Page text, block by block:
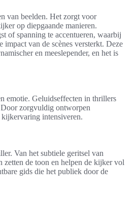
van beelden. Het zorgt voor
op diepgaande manieren.
of spanning te accentueren, waarbij
van de scènes versterkt. Deze
en meeslepender, en het is
emotie. Geluidseffecten in thrillers
Door zorgvuldig ontworpen
intensiveren.
Van het subtiele geritsel van
zetten de toon en helpen de kijker vol
gids die het publiek door de